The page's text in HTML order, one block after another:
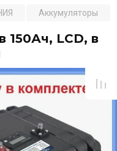
Аккумуляторы
150Ач, LCD, в